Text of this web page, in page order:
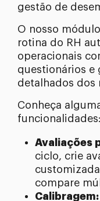
gestão de
O nosso
rotina do RH
operacionais
questionários e
detalhados dos
Conheça
funcionalidades:
Avaliações
ciclo, crie
compare
Calibragem: